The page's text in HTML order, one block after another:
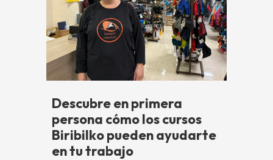
Descubre en primera
persona cómo los cursos
Biribilko pueden ayudarte
en tu trabajo